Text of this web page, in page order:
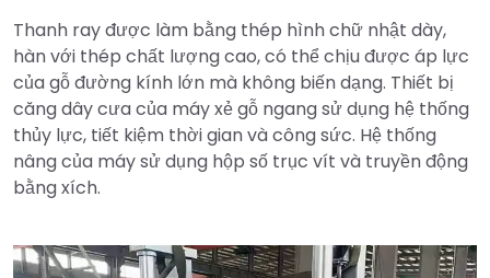
Thanh ray được làm bằng thép hình chữ nhật dày,
hàn với thép chất lượng cao, có thể chịu được áp lực
của gỗ đường kính lớn mà không biến dạng. Thiết bị
căng dây cưa của máy xẻ gỗ ngang sử dụng hệ thống
thủy lực, tiết kiệm thời gian và công sức. Hệ thống
nâng của máy sử dụng hộp số trục vít và truyền động
bằng xích.